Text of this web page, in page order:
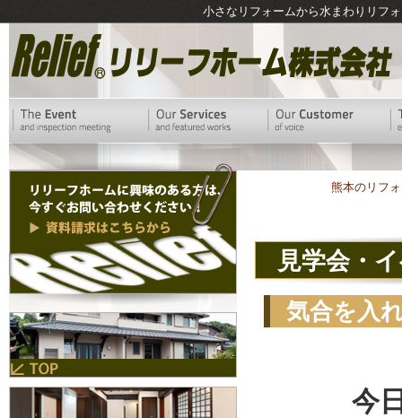
小さなリフォームから水まわりリフ
熊本のリフ
見学会・
気合を入
今